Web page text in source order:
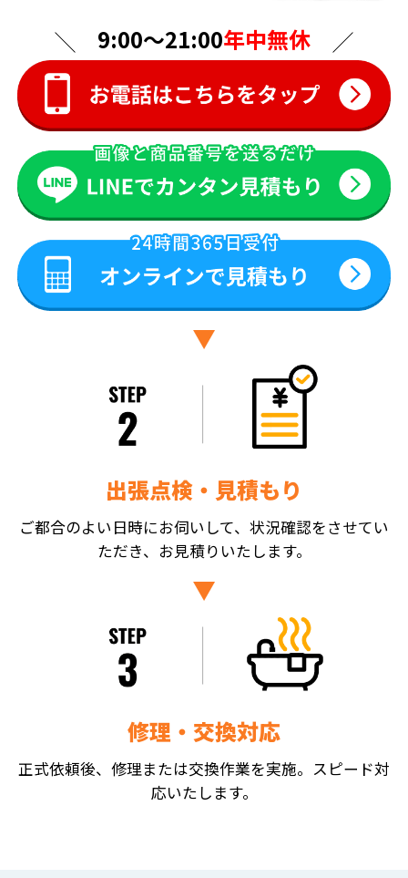
9:00〜21:00年中無休
出張点検・見積もり
ご都合のよい日時にお伺いして、状況確認をさせてい
ただき、お見積りいたします。
修理・交換対応
正式依頼後、修理または交換作業を実施。スピード対
応いたします。